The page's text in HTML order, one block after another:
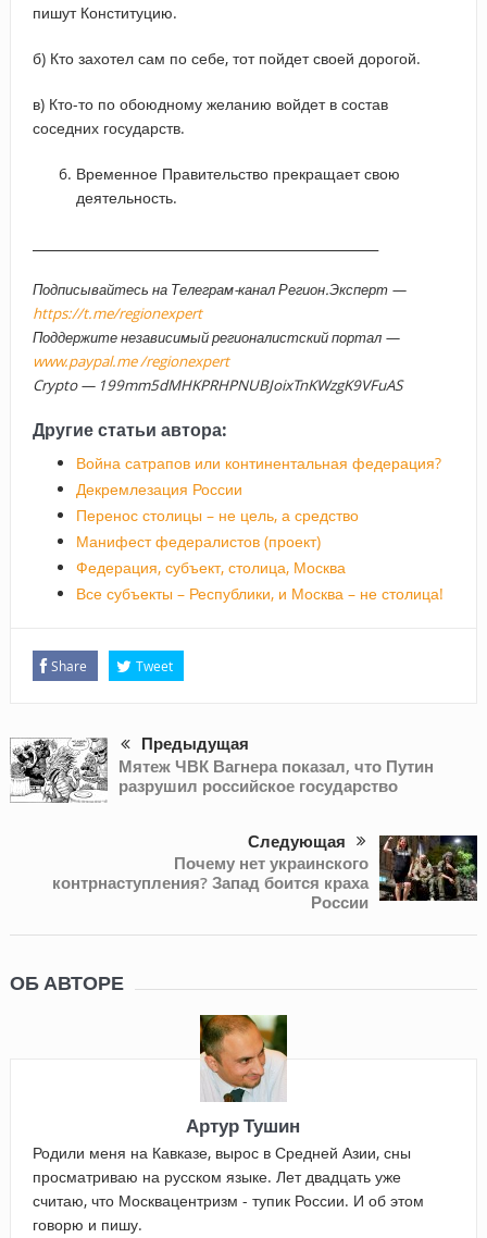
пишут Конституцию.
б) Кто захотел сам по себе, тот пойдет своей дорогой.
в) Кто-то по обоюдному желанию войдет в состав
соседних государств.
Временное Правительство прекращает свою
деятельность.
Подписывайтесь на Телеграм-канал Регион.Эксперт —
https://t.me/regionexpert
Поддержите независимый регионалистский портал —
www.paypal.me /regionexpert
Crypto — 199mm5dMHKPRHPNUBJoixTnKWzgK9VFuAS
Другие статьи автора:
Война сатрапов или континентальная федерация?
Декремлезация России
Перенос столицы – не цель, а средство
Манифест федералистов (проект)
Федерация, субъект, столица, Москва
Все субъекты – Республики, и Москва – не столица!
Share Tweet
Предыдущая
Мятеж ЧВК Вагнера показал, что Путин
разрушил российское государство
Следующая
Почему нет украинского
контрнаступления? Запад боится краха
России
ОБ АВТОРЕ
Артур Тушин
Родили меня на Кавказе, вырос в Средней Азии, сны
просматриваю на русском языке. Лет двадцать уже
считаю, что Москвацентризм - тупик России. И об этом
говорю и пишу.